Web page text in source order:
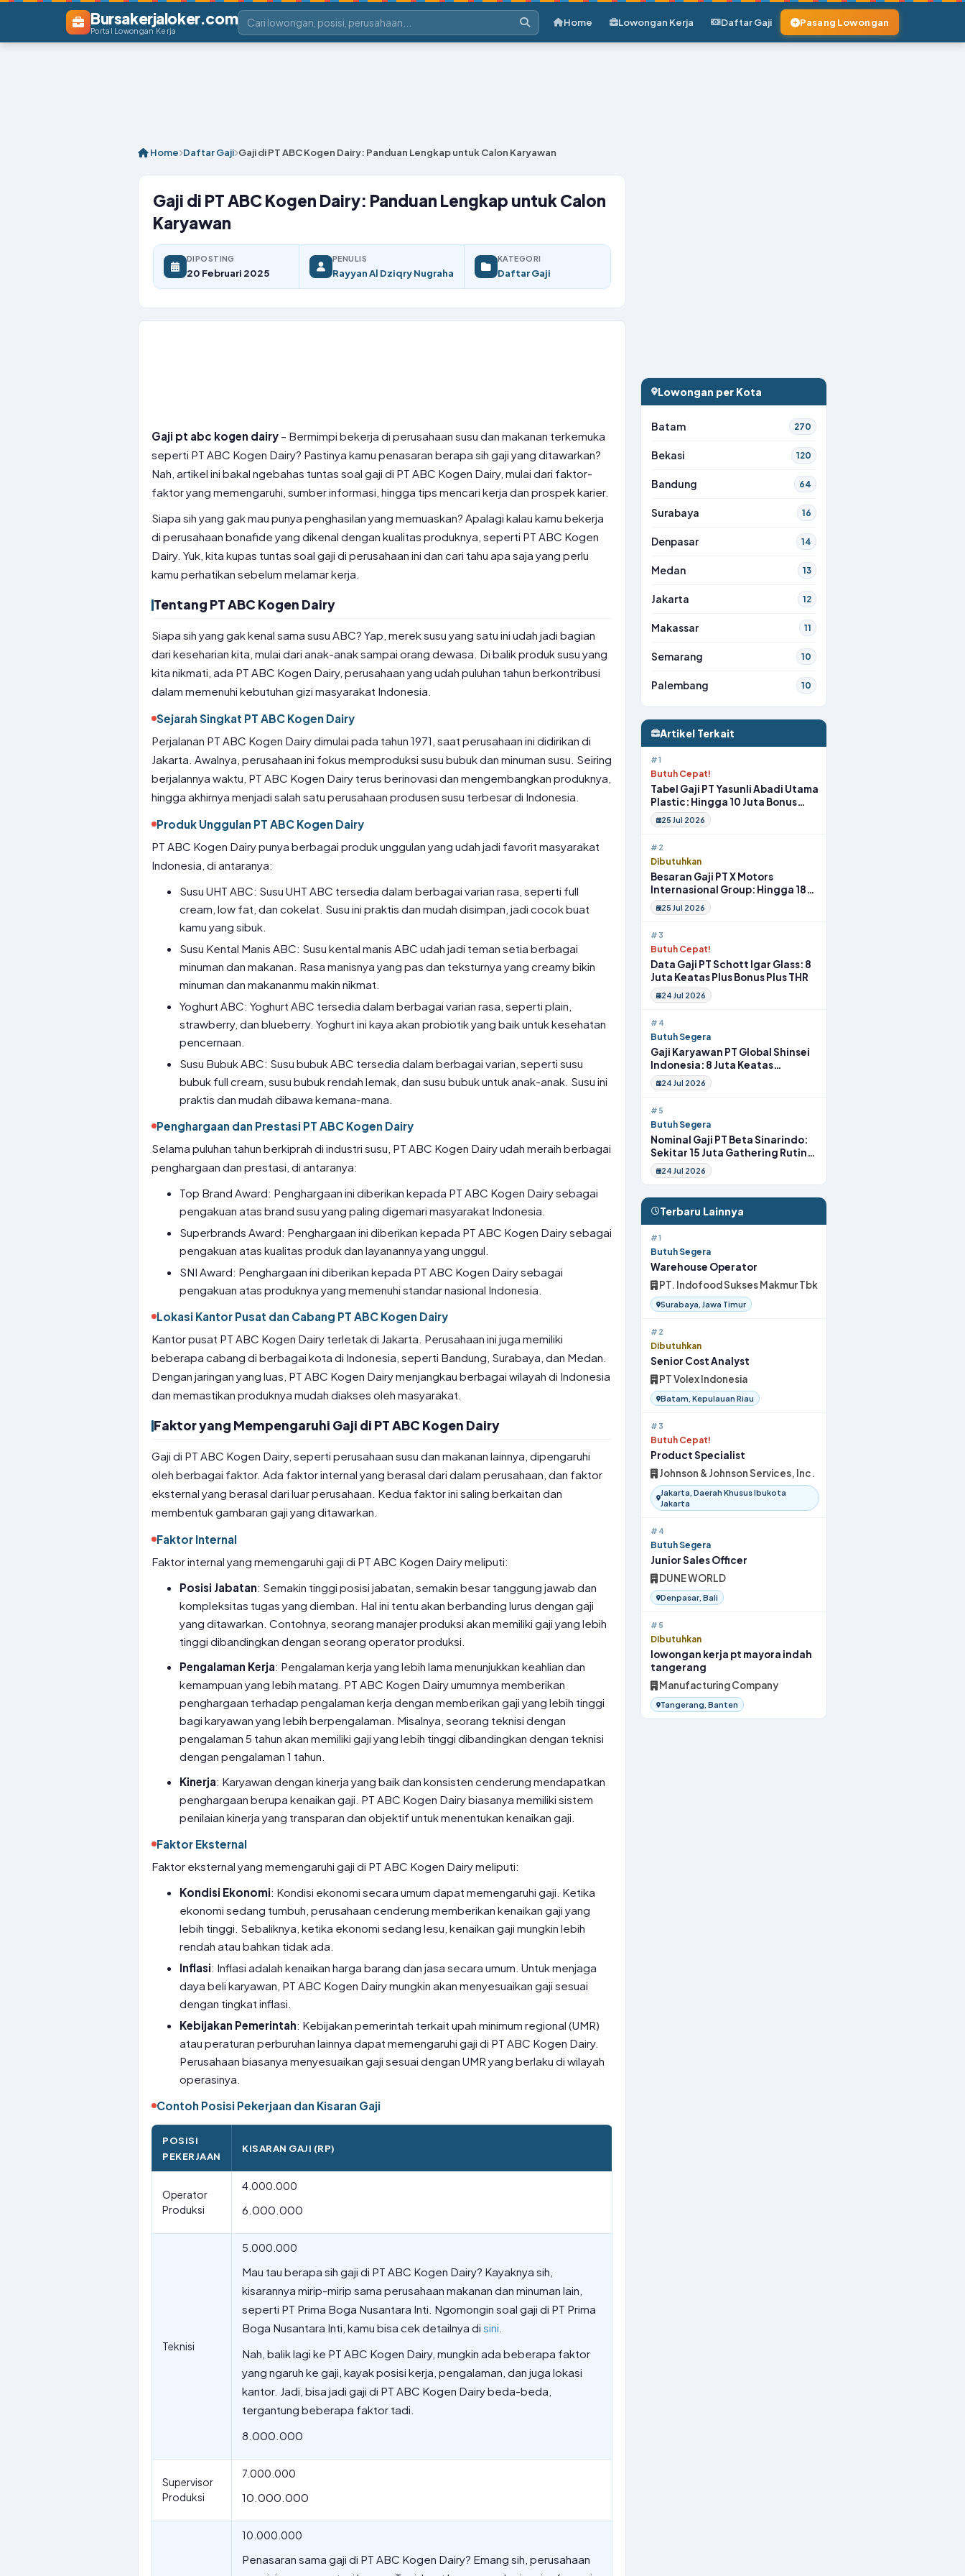
Bursakerjaloker.com
Portal Lowongan Kerja
Home Lowongan Kerja Daftar Gaji Pasang Lowongan
Home Daftar Gaji Gaji di PT ABC Kogen Dairy: Panduan Lengkap untuk Calon Karyawan
Gaji di PT ABC Kogen Dairy: Panduan Lengkap untuk Calon
Karyawan
DIPOSTING
20 Februari 2025
PENULIS
Rayyan Al Dziqry Nugraha
KATEGORI
Daftar Gaji
Gaji pt abc kogen dairy – Bermimpi bekerja di perusahaan susu dan makanan terkemuka
seperti PT ABC Kogen Dairy? Pastinya kamu penasaran berapa sih gaji yang ditawarkan?
Nah, artikel ini bakal ngebahas tuntas soal gaji di PT ABC Kogen Dairy, mulai dari faktor-
faktor yang memengaruhi, sumber informasi, hingga tips mencari kerja dan prospek karier.
Siapa sih yang gak mau punya penghasilan yang memuaskan? Apalagi kalau kamu bekerja
di perusahaan bonafide yang dikenal dengan kualitas produknya, seperti PT ABC Kogen
Dairy. Yuk, kita kupas tuntas soal gaji di perusahaan ini dan cari tahu apa saja yang perlu
kamu perhatikan sebelum melamar kerja.
Tentang PT ABC Kogen Dairy
Siapa sih yang gak kenal sama susu ABC? Yap, merek susu yang satu ini udah jadi bagian
dari keseharian kita, mulai dari anak-anak sampai orang dewasa. Di balik produk susu yang
kita nikmati, ada PT ABC Kogen Dairy, perusahaan yang udah puluhan tahun berkontribusi
dalam memenuhi kebutuhan gizi masyarakat Indonesia.
Sejarah Singkat PT ABC Kogen Dairy
Perjalanan PT ABC Kogen Dairy dimulai pada tahun 1971, saat perusahaan ini didirikan di
Jakarta. Awalnya, perusahaan ini fokus memproduksi susu bubuk dan minuman susu. Seiring
berjalannya waktu, PT ABC Kogen Dairy terus berinovasi dan mengembangkan produknya,
hingga akhirnya menjadi salah satu perusahaan produsen susu terbesar di Indonesia.
Produk Unggulan PT ABC Kogen Dairy
PT ABC Kogen Dairy punya berbagai produk unggulan yang udah jadi favorit masyarakat
Indonesia, di antaranya:
Susu UHT ABC: Susu UHT ABC tersedia dalam berbagai varian rasa, seperti full
cream, low fat, dan cokelat. Susu ini praktis dan mudah disimpan, jadi cocok buat
kamu yang sibuk.
Susu Kental Manis ABC: Susu kental manis ABC udah jadi teman setia berbagai
minuman dan makanan. Rasa manisnya yang pas dan teksturnya yang creamy bikin
minuman dan makananmu makin nikmat.
Yoghurt ABC: Yoghurt ABC tersedia dalam berbagai varian rasa, seperti plain,
strawberry, dan blueberry. Yoghurt ini kaya akan probiotik yang baik untuk kesehatan
pencernaan.
Susu Bubuk ABC: Susu bubuk ABC tersedia dalam berbagai varian, seperti susu
bubuk full cream, susu bubuk rendah lemak, dan susu bubuk untuk anak-anak. Susu ini
praktis dan mudah dibawa kemana-mana.
Penghargaan dan Prestasi PT ABC Kogen Dairy
Selama puluhan tahun berkiprah di industri susu, PT ABC Kogen Dairy udah meraih berbagai
penghargaan dan prestasi, di antaranya:
Top Brand Award: Penghargaan ini diberikan kepada PT ABC Kogen Dairy sebagai
pengakuan atas brand susu yang paling digemari masyarakat Indonesia.
Superbrands Award: Penghargaan ini diberikan kepada PT ABC Kogen Dairy sebagai
pengakuan atas kualitas produk dan layanannya yang unggul.
SNI Award: Penghargaan ini diberikan kepada PT ABC Kogen Dairy sebagai
pengakuan atas produknya yang memenuhi standar nasional Indonesia.
Lokasi Kantor Pusat dan Cabang PT ABC Kogen Dairy
Kantor pusat PT ABC Kogen Dairy terletak di Jakarta. Perusahaan ini juga memiliki
beberapa cabang di berbagai kota di Indonesia, seperti Bandung, Surabaya, dan Medan.
Dengan jaringan yang luas, PT ABC Kogen Dairy menjangkau berbagai wilayah di Indonesia
dan memastikan produknya mudah diakses oleh masyarakat.
Faktor yang Mempengaruhi Gaji di PT ABC Kogen Dairy
Gaji di PT ABC Kogen Dairy, seperti perusahaan susu dan makanan lainnya, dipengaruhi
oleh berbagai faktor. Ada faktor internal yang berasal dari dalam perusahaan, dan faktor
eksternal yang berasal dari luar perusahaan. Kedua faktor ini saling berkaitan dan
membentuk gambaran gaji yang ditawarkan.
Faktor Internal
Faktor internal yang memengaruhi gaji di PT ABC Kogen Dairy meliputi:
Posisi Jabatan: Semakin tinggi posisi jabatan, semakin besar tanggung jawab dan
kompleksitas tugas yang diemban. Hal ini tentu akan berbanding lurus dengan gaji
yang ditawarkan. Contohnya, seorang manajer produksi akan memiliki gaji yang lebih
tinggi dibandingkan dengan seorang operator produksi.
Pengalaman Kerja: Pengalaman kerja yang lebih lama menunjukkan keahlian dan
kemampuan yang lebih matang. PT ABC Kogen Dairy umumnya memberikan
penghargaan terhadap pengalaman kerja dengan memberikan gaji yang lebih tinggi
bagi karyawan yang lebih berpengalaman. Misalnya, seorang teknisi dengan
pengalaman 5 tahun akan memiliki gaji yang lebih tinggi dibandingkan dengan teknisi
dengan pengalaman 1 tahun.
Kinerja: Karyawan dengan kinerja yang baik dan konsisten cenderung mendapatkan
penghargaan berupa kenaikan gaji. PT ABC Kogen Dairy biasanya memiliki sistem
penilaian kinerja yang transparan dan objektif untuk menentukan kenaikan gaji.
Faktor Eksternal
Faktor eksternal yang memengaruhi gaji di PT ABC Kogen Dairy meliputi:
Kondisi Ekonomi: Kondisi ekonomi secara umum dapat memengaruhi gaji. Ketika
ekonomi sedang tumbuh, perusahaan cenderung memberikan kenaikan gaji yang
lebih tinggi. Sebaliknya, ketika ekonomi sedang lesu, kenaikan gaji mungkin lebih
rendah atau bahkan tidak ada.
Inflasi: Inflasi adalah kenaikan harga barang dan jasa secara umum. Untuk menjaga
daya beli karyawan, PT ABC Kogen Dairy mungkin akan menyesuaikan gaji sesuai
dengan tingkat inflasi.
Kebijakan Pemerintah: Kebijakan pemerintah terkait upah minimum regional (UMR)
atau peraturan perburuhan lainnya dapat memengaruhi gaji di PT ABC Kogen Dairy.
Perusahaan biasanya menyesuaikan gaji sesuai dengan UMR yang berlaku di wilayah
operasinya.
Contoh Posisi Pekerjaan dan Kisaran Gaji
POSISI
PEKERJAAN
KISARAN GAJI (RP)
Operator
Produksi
4.000.000
6.000.000
Teknisi
5.000.000
Mau tau berapa sih gaji di PT ABC Kogen Dairy? Kayaknya sih,
kisarannya mirip-mirip sama perusahaan makanan dan minuman lain,
seperti PT Prima Boga Nusantara Inti. Ngomongin soal gaji di PT Prima
Boga Nusantara Inti, kamu bisa cek detailnya di sini
Nah, balik lagi ke PT ABC Kogen Dairy, mungkin ada beberapa faktor
yang ngaruh ke gaji, kayak posisi kerja, pengalaman, dan juga lokasi
kantor. Jadi, bisa jadi gaji di PT ABC Kogen Dairy beda-beda,
tergantung beberapa faktor tadi.
8.000.000
Supervisor
Produksi
7.000.000
10.000.000
10.000.000
Penasaran sama gaji di PT ABC Kogen Dairy? Emang sih, perusahaan
Lowongan per Kota
Batam 270
Bekasi 120
Bandung 64
Surabaya 16
Denpasar 14
Medan 13
Jakarta 12
Makassar 11
Semarang 10
Palembang 10
Artikel Terkait
#1
Butuh Cepat!
Tabel Gaji PT Yasunli Abadi Utama
Plastic: Hingga 10 Juta Bonus
Melimpah Lengkap Tunjangan
25 Jul 2026
#2
Dibutuhkan
Besaran Gaji PT X Motors
Internasional Group: Hingga 18
Juta Gym Membership Makan
Siang
25 Jul 2026
#3
Butuh Cepat!
Data Gaji PT Schott Igar Glass: 8
Juta Keatas Plus Bonus Plus THR
24 Jul 2026
#4
Butuh Segera
Gaji Karyawan PT Global Shinsei
Indonesia: 8 Juta Keatas
Tunjangan Komplit Uang
Transport
24 Jul 2026
#5
Butuh Segera
Nominal Gaji PT Beta Sinarindo:
Sekitar 15 Juta Gathering Rutin
Insentif Rutin
24 Jul 2026
Terbaru Lainnya
#1
Butuh Segera
Warehouse Operator
PT. Indofood Sukses Makmur Tbk
Surabaya, Jawa Timur
#2
Dibutuhkan
Senior Cost Analyst
PT Volex Indonesia
Batam, Kepulauan Riau
#3
Butuh Cepat!
Product Specialist
Johnson & Johnson Services, Inc.
Jakarta, Daerah Khusus Ibukota
Jakarta
#4
Butuh Segera
Junior Sales Officer
DUNE WORLD
Denpasar, Bali
#5
Dibutuhkan
lowongan kerja pt mayora indah
tangerang
Manufacturing Company
Tangerang, Banten